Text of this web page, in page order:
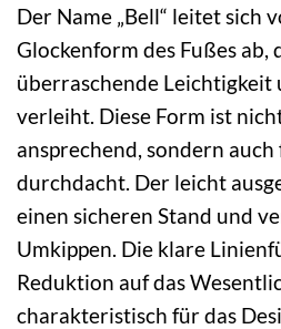
Der Name „Bell“ leitet sich
Glockenform des Fußes ab,
überraschende Leichtigkeit
verleiht. Diese Form ist
ansprechend, sondern
durchdacht. Der leicht
einen sicheren Stand und
Umkippen. Die klare
Reduktion auf das
charakteristisch für das